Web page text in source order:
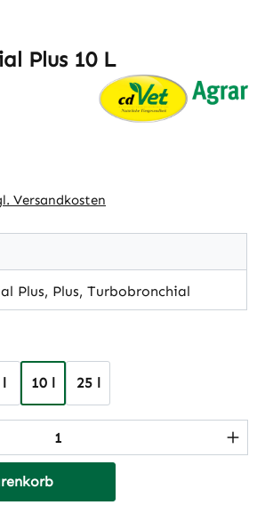
Plus 10 L
Versandkosten
Plus, Plus, Turbobronchial
10 l 25 l
Gib den gewünschten